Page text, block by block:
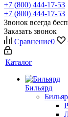
+7 (800) 444-17-53
+7 (800) 444-17-53
Звонок всегда
Заказать звонок
Сравнение0
Каталог
Бильярд